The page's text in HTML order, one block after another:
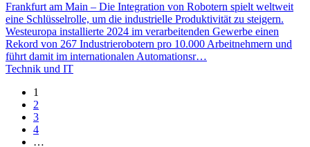
Frankfurt am Main – Die Integration von Robotern spielt weltweit
eine Schlüsselrolle, um die industrielle Produktivität zu steigern.
Westeuropa installierte 2024 im verarbeitenden Gewerbe einen
Rekord von 267 Industrierobotern pro 10.000 Arbeitnehmern und
führt damit im internationalen Automationsr…
Technik und IT
1
2
3
4
…